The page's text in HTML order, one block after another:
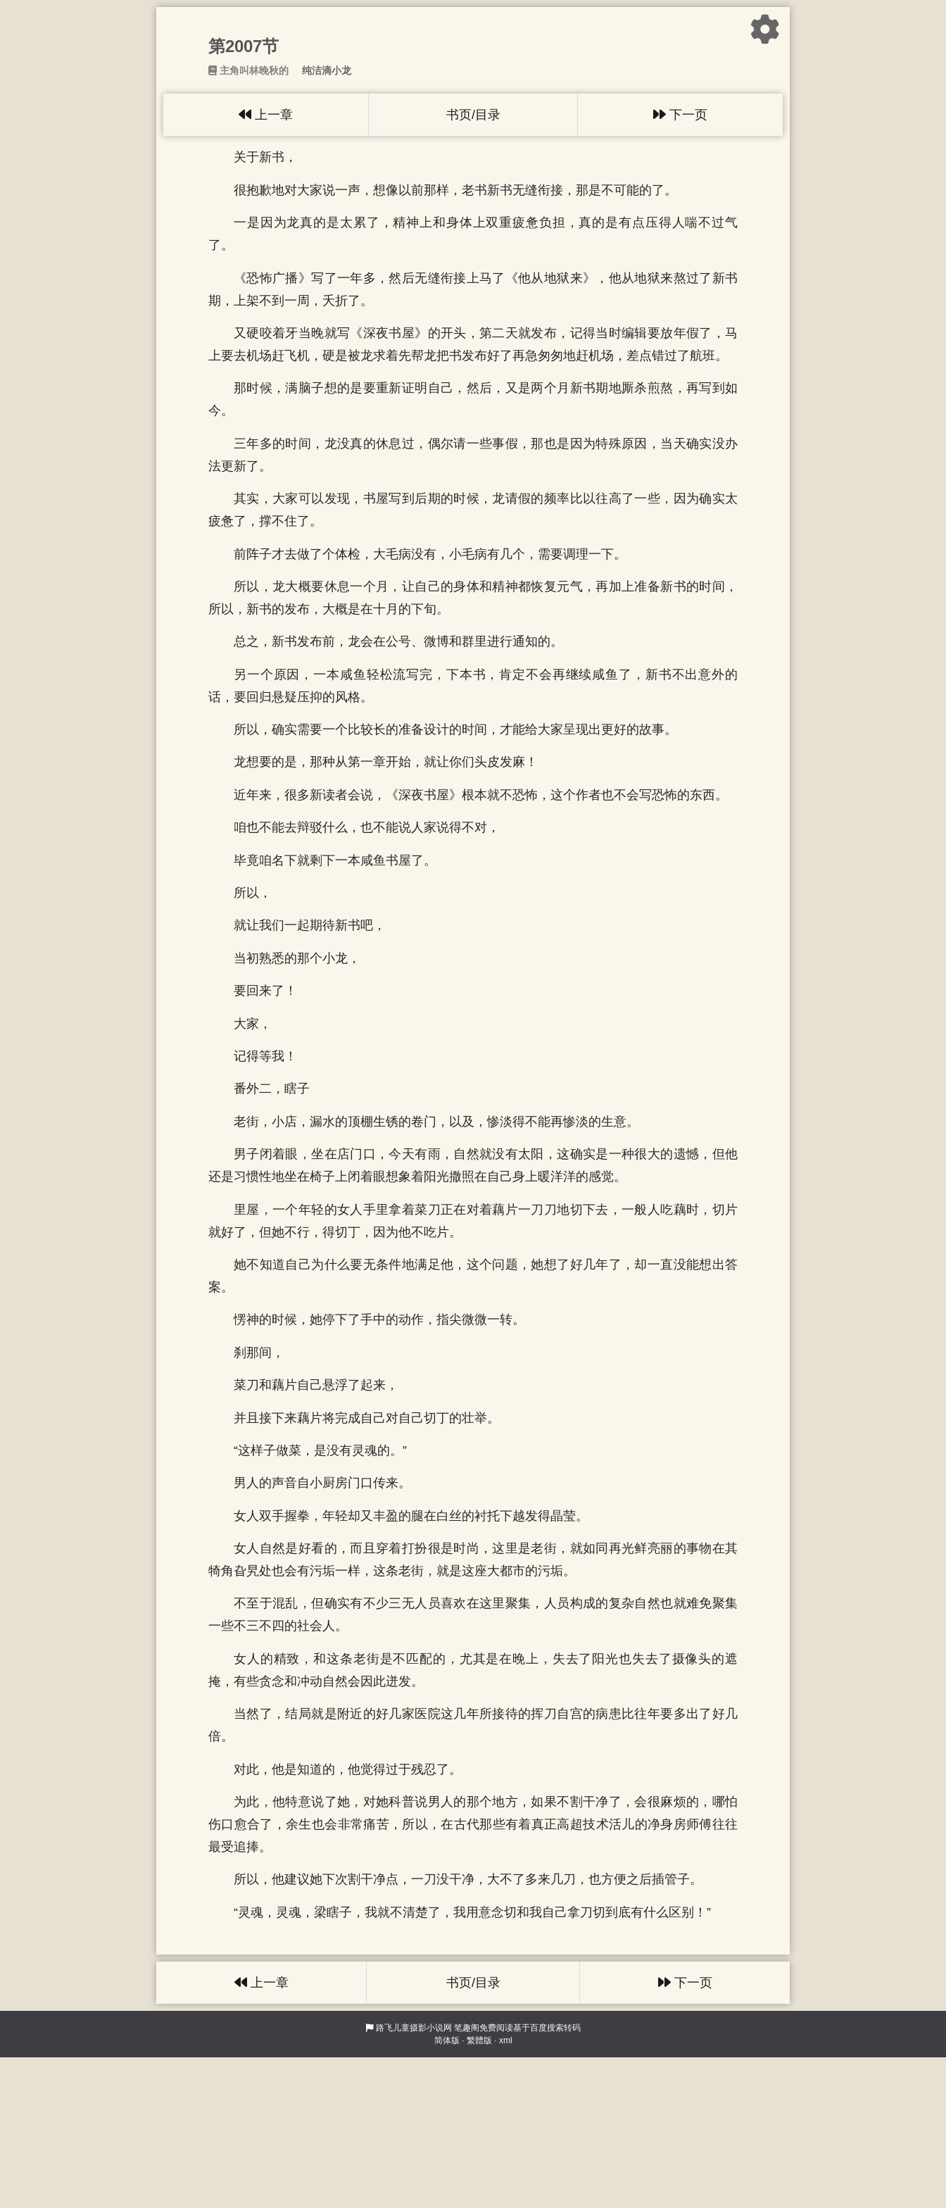
第2007节
主角叫林晚秋的 纯洁滴小龙
上一章 书页/目录 下一页
关于新书，
很抱歉地对大家说一声，想像以前那样，老书新书无缝衔接，那是不可能的了。
一是因为龙真的是太累了，精神上和身体上双重疲惫负担，真的是有点压得人喘不过气
了。
《恐怖广播》写了一年多，然后无缝衔接上马了《他从地狱来》，他从地狱来熬过了新书
期，上架不到一周，夭折了。
又硬咬着牙当晚就写《深夜书屋》的开头，第二天就发布，记得当时编辑要放年假了，马
上要去机场赶飞机，硬是被龙求着先帮龙把书发布好了再急匆匆地赶机场，差点错过了航班。
那时候，满脑子想的是要重新证明自己，然后，又是两个月新书期地厮杀煎熬，再写到如
今。
三年多的时间，龙没真的休息过，偶尔请一些事假，那也是因为特殊原因，当天确实没办
法更新了。
其实，大家可以发现，书屋写到后期的时候，龙请假的频率比以往高了一些，因为确实太
疲惫了，撑不住了。
前阵子才去做了个体检，大毛病没有，小毛病有几个，需要调理一下。
所以，龙大概要休息一个月，让自己的身体和精神都恢复元气，再加上准备新书的时间，
所以，新书的发布，大概是在十月的下旬。
总之，新书发布前，龙会在公号、微博和群里进行通知的。
另一个原因，一本咸鱼轻松流写完，下本书，肯定不会再继续咸鱼了，新书不出意外的
话，要回归悬疑压抑的风格。
所以，确实需要一个比较长的准备设计的时间，才能给大家呈现出更好的故事。
龙想要的是，那种从第一章开始，就让你们头皮发麻！
近年来，很多新读者会说，《深夜书屋》根本就不恐怖，这个作者也不会写恐怖的东西。
咱也不能去辩驳什么，也不能说人家说得不对，
毕竟咱名下就剩下一本咸鱼书屋了。
所以，
就让我们一起期待新书吧，
当初熟悉的那个小龙，
要回来了！
大家，
记得等我！
番外二，瞎子
老街，小店，漏水的顶棚生锈的卷门，以及，惨淡得不能再惨淡的生意。
男子闭着眼，坐在店门口，今天有雨，自然就没有太阳，这确实是一种很大的遗憾，但他
还是习惯性地坐在椅子上闭着眼想象着阳光撒照在自己身上暖洋洋的感觉。
里屋，一个年轻的女人手里拿着菜刀正在对着藕片一刀刀地切下去，一般人吃藕时，切片
就好了，但她不行，得切丁，因为他不吃片。
她不知道自己为什么要无条件地满足他，这个问题，她想了好几年了，却一直没能想出答
案。
愣神的时候，她停下了手中的动作，指尖微微一转。
刹那间，
菜刀和藕片自己悬浮了起来，
并且接下来藕片将完成自己对自己切丁的壮举。
“这样子做菜，是没有灵魂的。”
男人的声音自小厨房门口传来。
女人双手握拳，年轻却又丰盈的腿在白丝的衬托下越发得晶莹。
女人自然是好看的，而且穿着打扮很是时尚，这里是老街，就如同再光鲜亮丽的事物在其
犄角旮旯处也会有污垢一样，这条老街，就是这座大都市的污垢。
不至于混乱，但确实有不少三无人员喜欢在这里聚集，人员构成的复杂自然也就难免聚集
一些不三不四的社会人。
女人的精致，和这条老街是不匹配的，尤其是在晚上，失去了阳光也失去了摄像头的遮
掩，有些贪念和冲动自然会因此迸发。
当然了，结局就是附近的好几家医院这几年所接待的挥刀自宫的病患比往年要多出了好几
倍。
对此，他是知道的，他觉得过于残忍了。
为此，他特意说了她，对她科普说男人的那个地方，如果不割干净了，会很麻烦的，哪怕
伤口愈合了，余生也会非常痛苦，所以，在古代那些有着真正高超技术活儿的净身房师傅往往
最受追捧。
所以，他建议她下次割干净点，一刀没干净，大不了多来几刀，也方便之后插管子。
“灵魂，灵魂，梁瞎子，我就不清楚了，我用意念切和我自己拿刀切到底有什么区别！”
上一章 书页/目录 下一页
路飞儿童摄影小说网 笔趣阁免费阅读基于百度搜索转码
简体版 · 繁體版 · xml